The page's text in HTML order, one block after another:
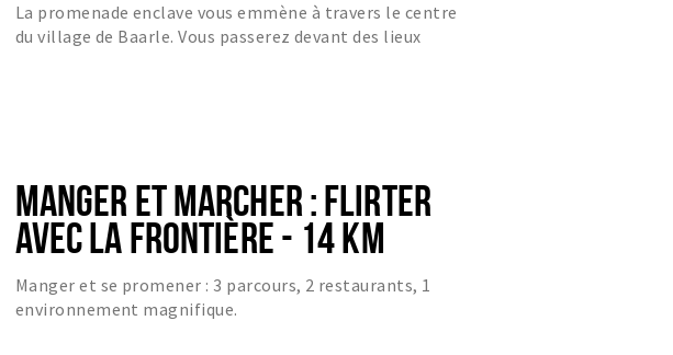
La promenade enclave vous emmène à travers le centre
du village de Baarle. Vous passerez devant des lieux
MANGER ET MARCHER : FLIRTER
AVEC LA FRONTIÈRE - 14 KM
Manger et se promener : 3 parcours, 2 restaurants, 1
environnement magnifique.